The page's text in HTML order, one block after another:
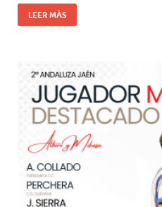
LEER MÁS